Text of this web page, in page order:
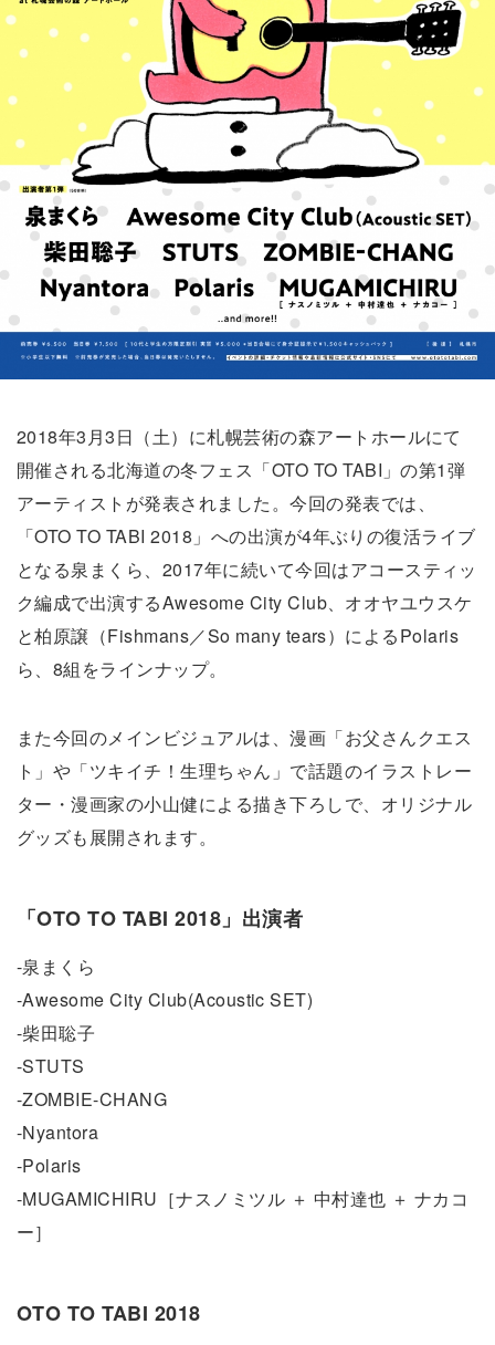
2018年3月3日（土）に札幌芸術の森アートホールにて
開催される北海道の冬フェス「OTO TO TABI」の第1弾
アーティストが発表されました。今回の発表では、
「OTO TO TABI 2018」への出演が4年ぶりの復活ライブ
となる泉まくら、2017年に続いて今回はアコースティッ
ク編成で出演するAwesome City Club、オオヤユウスケ
と柏原譲（Fishmans／So many tears）によるPolaris
ら、8組をラインナップ。
また今回のメインビジュアルは、漫画「お父さんクエス
ト」や「ツキイチ！生理ちゃん」で話題のイラストレー
ター・漫画家の小山健による描き下ろしで、オリジナル
グッズも展開されます。
「OTO TO TABI 2018」出演者
-泉まくら
-Awesome City Club(Acoustic SET)
-柴田聡子
-STUTS
-ZOMBIE-CHANG
-Nyantora
-Polaris
-MUGAMICHIRU［ナスノミツル ＋ 中村達也 ＋ ナカコ
ー］
OTO TO TABI 2018